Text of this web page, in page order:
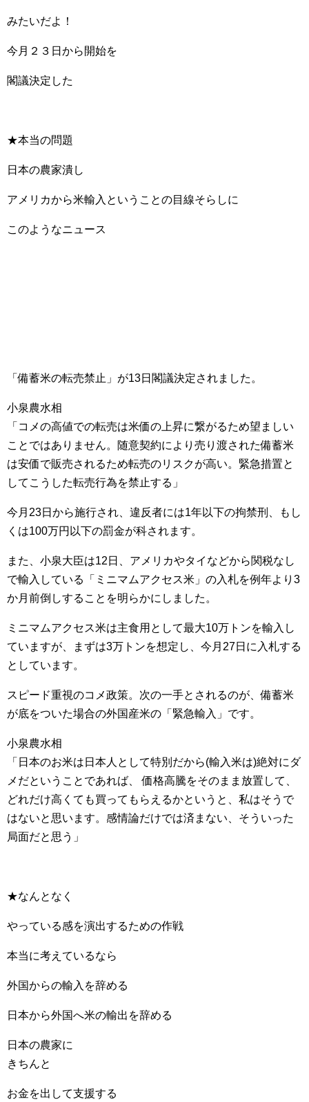
みたいだよ！
今月２３日から開始を
閣議決定した
★本当の問題
日本の農家潰し
アメリカから米輸入ということの目線そらしに
このようなニュース
「備蓄米の転売禁止」が13日閣議決定されました。
小泉農水相
「コメの高値での転売は米価の上昇に繋がるため望ましい
ことではありません。随意契約により売り渡された備蓄米
は安価で販売されるため転売のリスクが高い。緊急措置と
してこうした転売行為を禁止する」
今月23日から施行され、違反者には1年以下の拘禁刑、もし
くは100万円以下の罰金が科されます。
また、小泉大臣は12日、アメリカやタイなどから関税なし
で輸入している「ミニマムアクセス米」の入札を例年より3
か月前倒しすることを明らかにしました。
ミニマムアクセス米は主食用として最大10万トンを輸入し
ていますが、まずは3万トンを想定し、今月27日に入札する
としています。
スピード重視のコメ政策。次の一手とされるのが、備蓄米
が底をついた場合の外国産米の「緊急輸入」です。
小泉農水相
「日本のお米は日本人として特別だから(輸入米は)絶対にダ
メだということであれば、 価格高騰をそのまま放置して、
どれだけ高くても買ってもらえるかというと、私はそうで
はないと思います。感情論だけでは済まない、そういった
局面だと思う」
★なんとなく
やっている感を演出するための作戦
本当に考えているなら
外国からの輸入を辞める
日本から外国へ米の輸出を辞める
日本の農家に
きちんと
お金を出して支援する